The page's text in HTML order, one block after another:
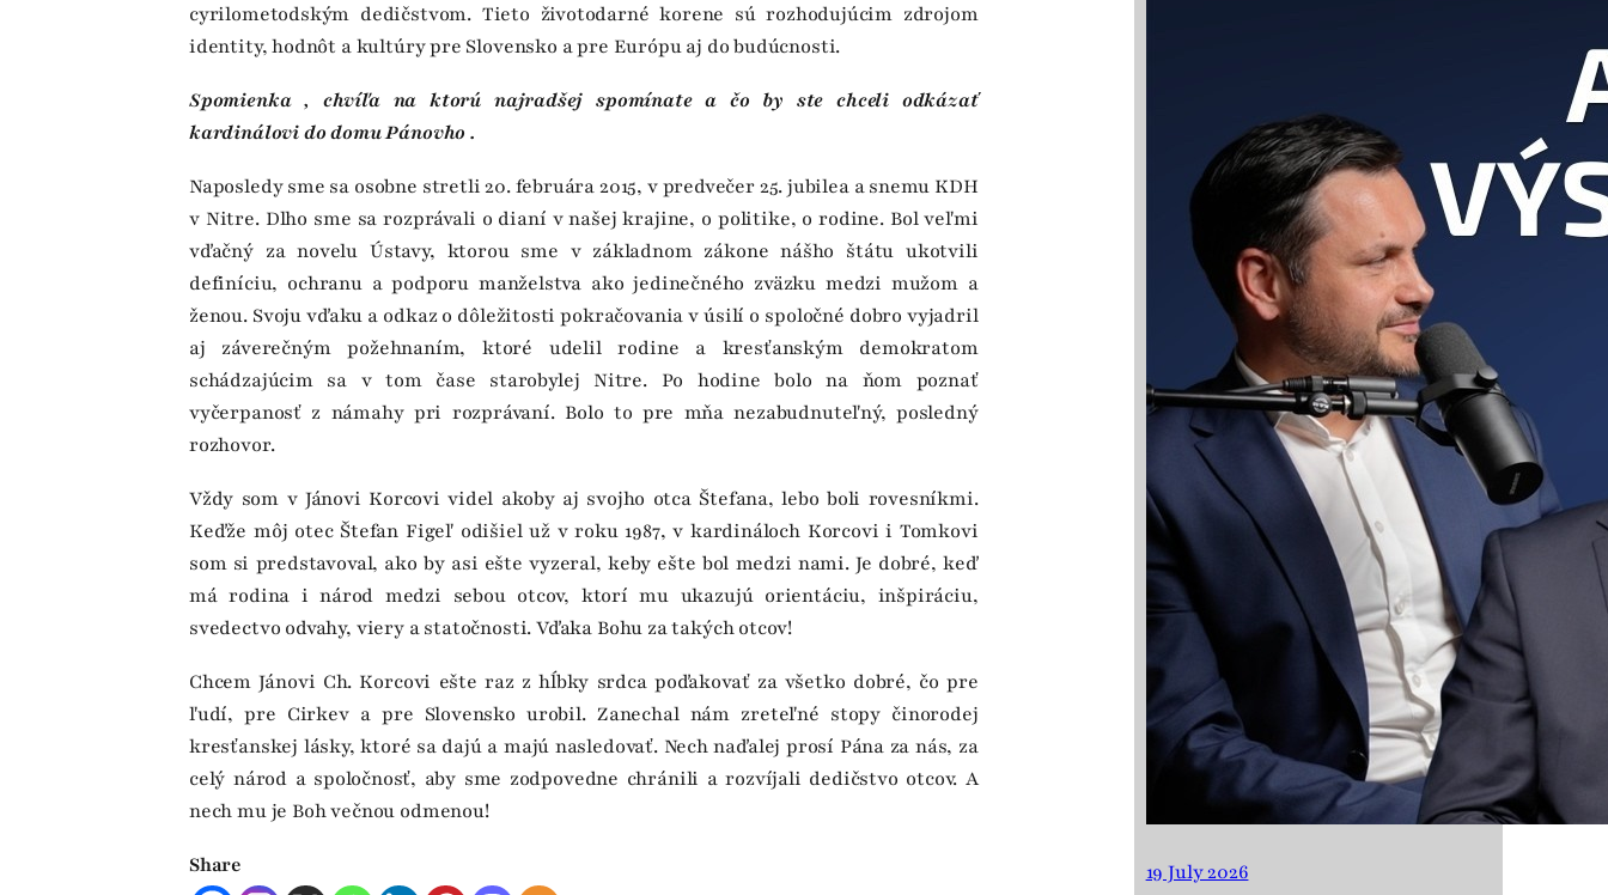
cyrilometodským dedičstvom. Tieto životodarné korene sú rozhodujúcim zdrojom
identity, hodnôt a kultúry pre Slovensko a pre Európu aj do budúcnosti.
Spomienka , chvíľa na ktorú najradšej spomínate a čo by ste chceli odkázať
kardinálovi do domu Pánovho .
Naposledy sme sa osobne stretli 20. februára 2015, v predvečer 25. jubilea a snemu KDH
v Nitre. Dlho sme sa rozprávali o dianí v našej krajine, o politike, o rodine. Bol veľmi
vďačný za novelu Ústavy, ktorou sme v základnom zákone nášho štátu ukotvili
definíciu, ochranu a podporu manželstva ako jedinečného zväzku medzi mužom a
ženou. Svoju vďaku a odkaz o dôležitosti pokračovania v úsilí o spoločné dobro vyjadril
aj záverečným požehnaním, ktoré udelil rodine a kresťanským demokratom
schádzajúcim sa v tom čase starobylej Nitre. Po hodine bolo na ňom poznať
vyčerpanosť z námahy pri rozprávaní. Bolo to pre mňa nezabudnuteľný, posledný
rozhovor.
Vždy som v Jánovi Korcovi videl akoby aj svojho otca Štefana, lebo boli rovesníkmi.
Keďže môj otec Štefan Figeľ odišiel už v roku 1987, v kardináloch Korcovi i Tomkovi
som si predstavoval, ako by asi ešte vyzeral, keby ešte bol medzi nami. Je dobré, keď
má rodina i národ medzi sebou otcov, ktorí mu ukazujú orientáciu, inšpiráciu,
svedectvo odvahy, viery a statočnosti. Vďaka Bohu za takých otcov!
Chcem Jánovi Ch. Korcovi ešte raz z hĺbky srdca poďakovať za všetko dobré, čo pre
ľudí, pre Cirkev a pre Slovensko urobil. Zanechal nám zreteľné stopy činorodej
kresťanskej lásky, ktoré sa dajú a majú nasledovať. Nech naďalej prosí Pána za nás, za
celý národ a spoločnosť, aby sme zodpovedne chránili a rozvíjali dedičstvo otcov. A
nech mu je Boh večnou odmenou!
Share
19 July 2026